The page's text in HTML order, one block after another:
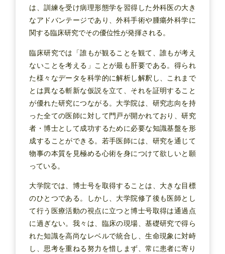
は、訓練を受け病理形態学を習得した外科医の大き
なアドバンテージであり、外科手術や腫瘍外科学に
関する臨床研究でその優位性が発揮される。
臨床研究では「誰もが観ることを観て、誰もが考え
ないことを考える」ことが最も肝要である。得られ
た様々なデータを科学的に解析し解釈し、これまで
とは異なる斬新な仮説を立て、それを証明すること
が優れた研究につながる。大学院は、研究志向を持
った全ての医師に対して門戸が開かれており、研究
者・博士として成功するために必要な知識基盤を形
成することができる。若手医師には、研究を通じて
物事の本質を見極める心術を身につけて欲しいと願
っている。
大学院では、博士号を取得することは、大きな目標
のひとつである。しかし、大学院修了後も医師とし
て行う医療活動の視点に立つと博士号取得は通過点
に過ぎない。我々は、臨床の現場、基礎研究で得ら
れた知識を高尚なレベルで統合し、生命現象に対峙
し、思考を重ねる努力を惜しまず、常に患者に寄り